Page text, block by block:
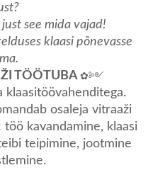
see mida vajad!
klaasi põnevasse
TÖÖTUBA✿༻
klaasitöövahenditega.
osaleja vitraaži
töö kavandamine, klaasi
teipimine, jootmine